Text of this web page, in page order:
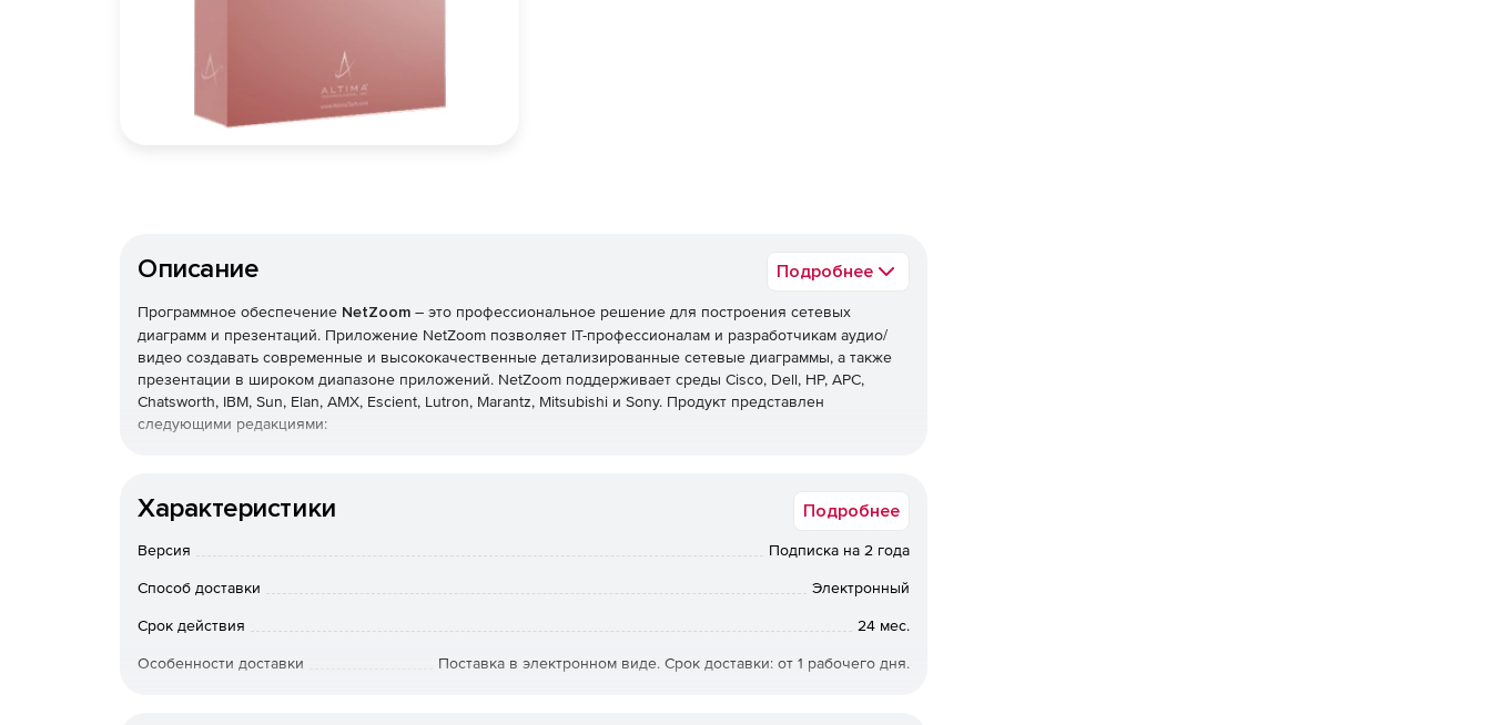
Описание Подробнее
Программное обеспечение NetZoom – это профессиональное решение для построения сетевых
диаграмм и презентаций. Приложение NetZoom позволяет IT-профессионалам и разработчикам аудио/
видео создавать современные и высококачественные детализированные сетевые диаграммы, а также
презентации в широком диапазоне приложений. NetZoom поддерживает среды Cisco, Dell, HP, APC,
Chatsworth, IBM, Sun, Elan, AMX, Escient, Lutron, Marantz, Mitsubishi и Sony. Продукт представлен
следующими редакциями:
подробных отчетов по всей сети и создание диаграмм стоек дата-центров.
NetZoom for Visio– формирование отчетов и диаграмм, построение сетей, дата-центров и стоек в
Microsoft Visio с помощью библиотеки трафаретов и форм оборудования.
NetZoom for AutoCAD– построение диаграмм сетей, дата-центров и стоек оборудования в AutoCAD,
разработка и генерация подробных отчетов с помощью обширной библиотеки символов
Характеристики Подробнее
Версия Подписка на 2 года
Способ доставки Электронный
Срок действия 24 мес.
Особенности доставки Поставка в электронном виде. Срок доставки: от 1 рабочего дня.